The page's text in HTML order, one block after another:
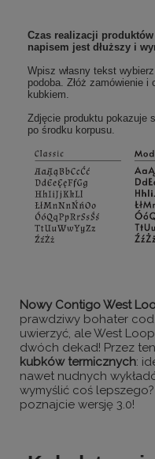
Czas realizacji
napisem jest dłuższy i
Wpisz własny tekst
podoba. Złóż zamówienie
kubkiem.
Zdjęcie produktu pokazuje
po środku korpusu.
Nowy Contigo West
prawdziwy bohater
uwierzyć, ale West
dwóch dekad! Przez
kubków termicznych:
nawet nudnych
wymyślić coś
poznajcie wersję 3.0!